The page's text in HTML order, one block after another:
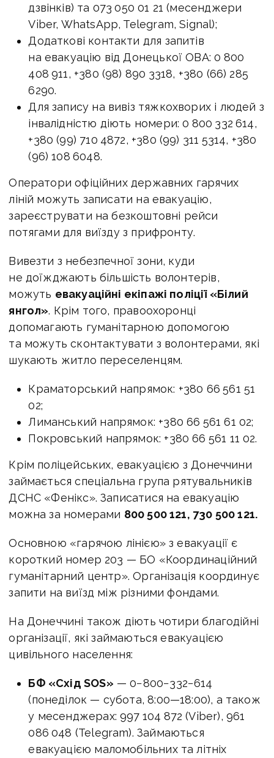
дзвінків) та 073 050 01 21 (месенджери
Viber, WhatsApp, Telegram, Signal);
Додаткові контакти для запитів
на евакуацію від Донецької ОВА: 0 800
408 911, +380 (98) 890 3318, +380 (66) 285
6290.
Для запису на вивіз тяжкохворих і людей з
інвалідністю діють номери: 0 800 332 614,
+380 (99) 710 4872, +380 (99) 311 5314, +380
(96) 108 6048.
Оператори офіційних державних гарячих
ліній можуть записати на евакуацію,
зареєструвати на безкоштовні рейси
потягами для виїзду з прифронту.
Вивезти з небезпечної зони, куди
не доїжджають більшість волонтерів,
можуть евакуаційні екіпажі поліції «Білий
янгол». Крім того, правоохоронці
допомагають гуманітарною допомогою
та можуть сконтактувати з волонтерами, які
шукають житло переселенцям.
Краматорський напрямок: +380 66 561 51
02;
Лиманський напрямок: +380 66 561 61 02;
Покровський напрямок: +380 66 561 11 02.
Крім поліцейських, евакуацією з Донеччини
займається спеціальна група рятувальників
ДСНС «Фенікс». Записатися на евакуацію
можна за номерами 800 500 121, 730 500 121.
Основною «гарячою лінією» з евакуації є
короткий номер 203 — БО «Координаційний
гуманітарний центр». Організація координує
запити на виїзд між різними фондами.
На Донеччині також діють чотири благодійні
організації, які займаються евакуацією
цивільного населення:
БФ «Схід SOS» — 0−800−332−614
(понеділок — субота,8:00—18:00), а також
у месенджерах: 997 104 872 (Viber), 961
086 048 (Telegram). Займаються
евакуацією маломобільних та літніх